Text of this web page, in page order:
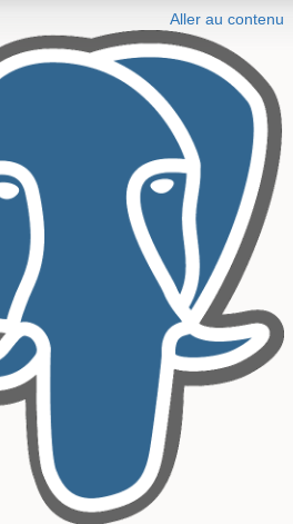
Aller au contenu